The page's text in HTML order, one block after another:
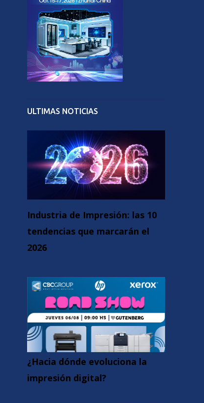
ULTIMAS NOTICIAS
Industria de Impresión: las 10
tendencias que marcarán el
2026
¿Hacia dónde evoluciona la
impresión digital?